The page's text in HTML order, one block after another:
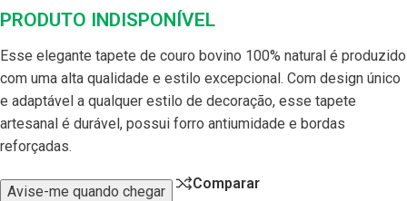
PRODUTO INDISPONÍVEL
Esse elegante tapete de couro bovino 100% natural é produzido
com uma alta qualidade e estilo excepcional. Com design único
e adaptável a qualquer estilo de decoração, esse tapete
artesanal é durável, possui forro antiumidade e bordas
reforçadas.
Avise-me quando chegar Comparar